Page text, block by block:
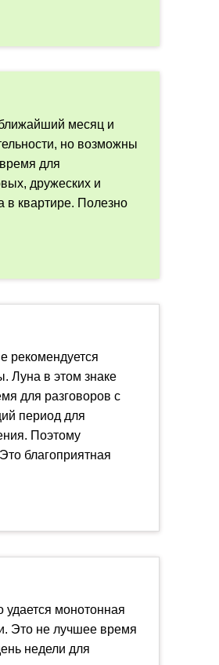
месяц и
но возможны
для
дружеских и
в квартире. Полезно
рекомендуется
Луна в этом знаке
для разговоров с
период для
Поэтому
благоприятная
монотонная
Это не лучшее время
недели для